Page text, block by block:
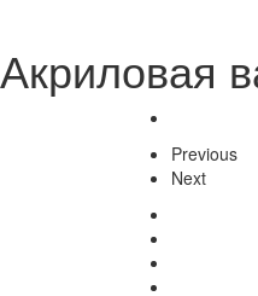
Акриловая
Previous
Next